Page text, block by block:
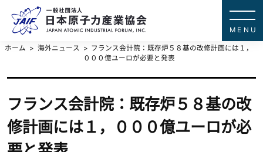
ホーム 海外ニュース
フランス会計院：既存炉５８基の改修計画には１，
０００億ユーロが必要と発表
フランス会計院：既存炉５８基の改
修計画には１，０００億ユーロが必